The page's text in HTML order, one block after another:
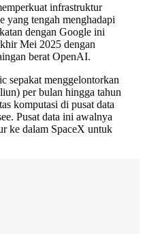
infrastruktur
yang tengah menghadapi
dengan Google ini
Mei 2025 dengan
berat OpenAI.
sepakat menggelontorkan
per bulan hingga tahun
komputasi di pusat data
Pusat data ini awalnya
ke dalam SpaceX untuk